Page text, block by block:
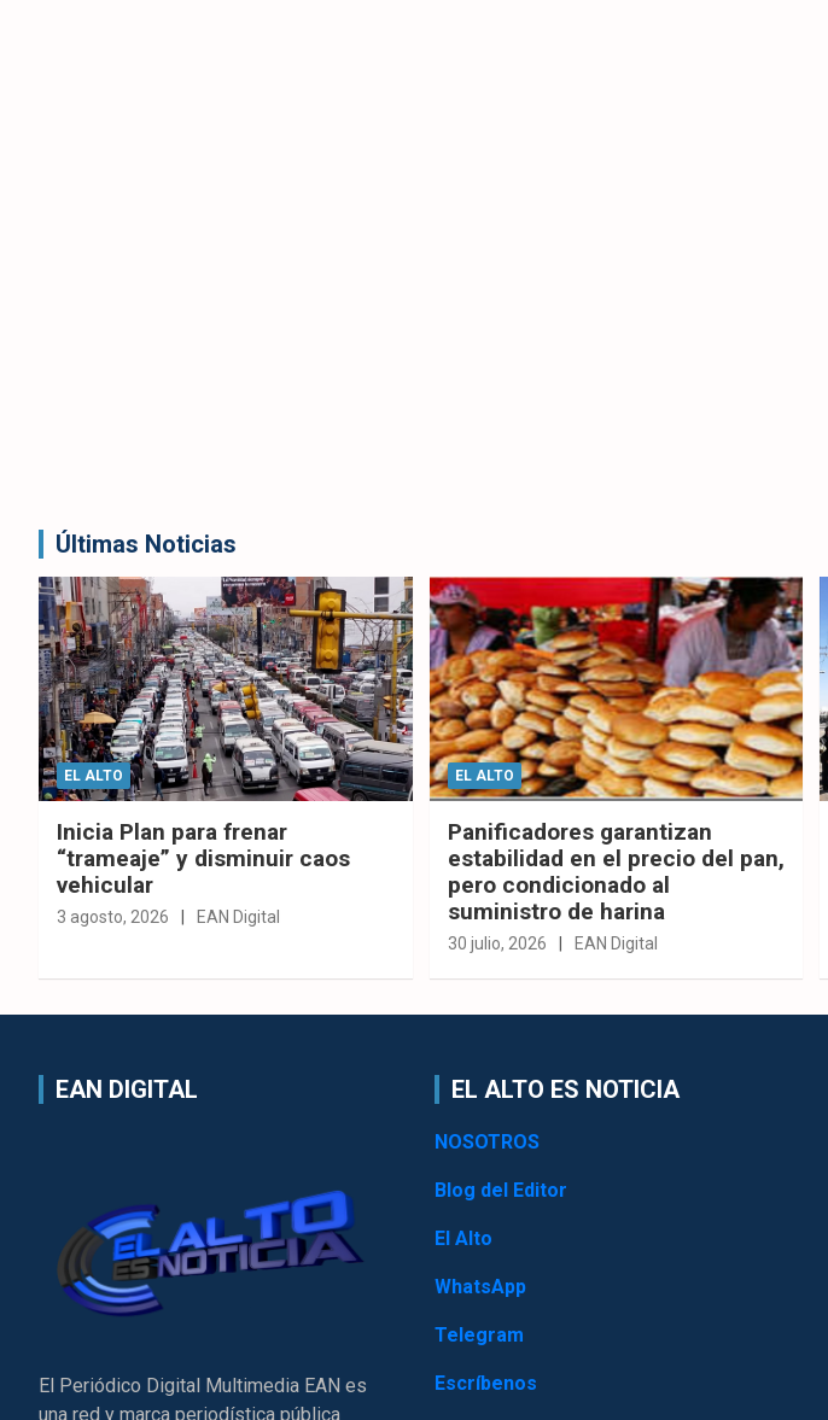
Últimas Noticias
EL ALTO
Inicia Plan para frenar
“trameaje” y disminuir caos
vehicular
3 agosto, 2026 EAN Digital
EL ALTO
Panificadores garantizan
estabilidad en el precio del pan,
pero condicionado al
suministro de harina
30 julio, 2026 EAN Digital
EAN DIGITAL
El Periódico Digital Multimedia EAN es
una red y marca periodística pública
EL ALTO ES NOTICIA
NOSOTROS
Blog del Editor
El Alto
WhatsApp
Telegram
Escríbenos